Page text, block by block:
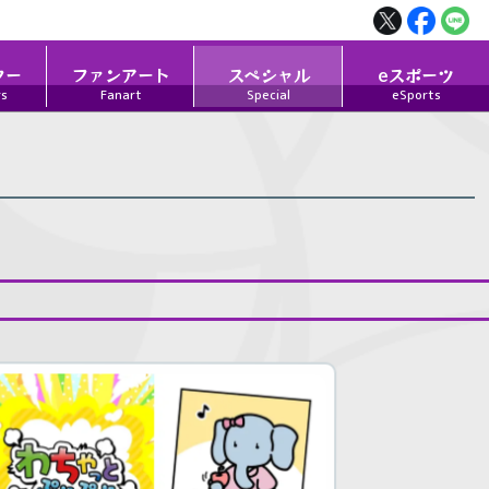
ー ファンアート
Fanart
スペシャル
Special
eスポーツ
eSports